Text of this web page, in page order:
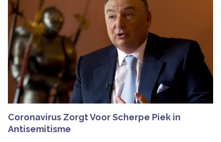
Coronavirus Zorgt Voor Scherpe Piek in
Antisemitisme